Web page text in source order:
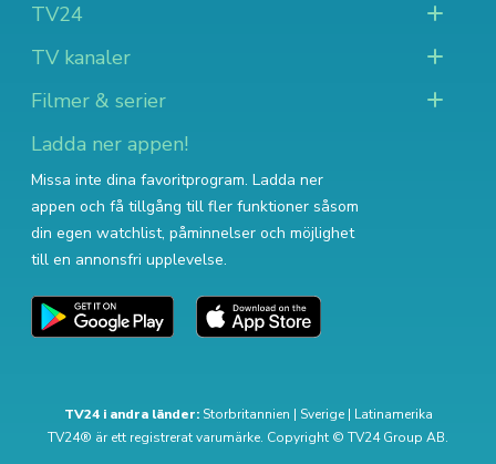
TV24
TV kanaler
Filmer & serier
Ladda ner appen!
Missa inte dina favoritprogram. Ladda ner
appen och få tillgång till fler funktioner såsom
din egen watchlist, påminnelser och möjlighet
till en annonsfri upplevelse.
TV24 i andra länder: Storbritannien | Sverige| Latinamerika
TV24® är ett registrerat varumärke. Copyright © TV24 Group AB.